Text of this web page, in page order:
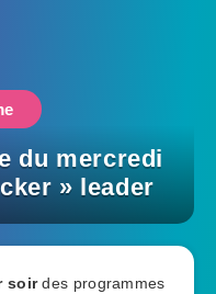
du mercredi
» leader
soirdes programmes